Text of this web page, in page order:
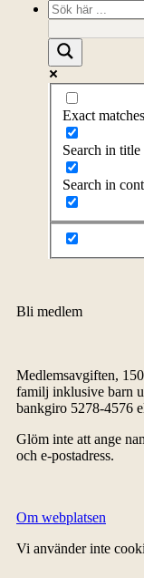
Exact
Search in title
Search in
Bli medlem
Medlemsavgiften,
familj inklusive barn
bankgiro 5278-4576
Glöm inte att ange
och e-postadress.
Om webplatsen
Vi använder inte